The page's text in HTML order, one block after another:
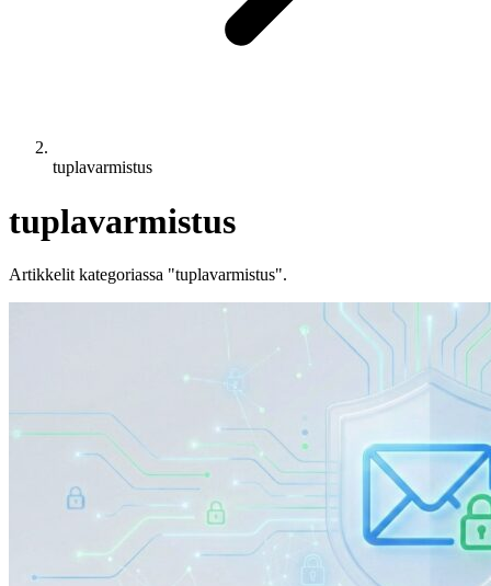
tuplavarmistus
tuplavarmistus
Artikkelit kategoriassa "tuplavarmistus".